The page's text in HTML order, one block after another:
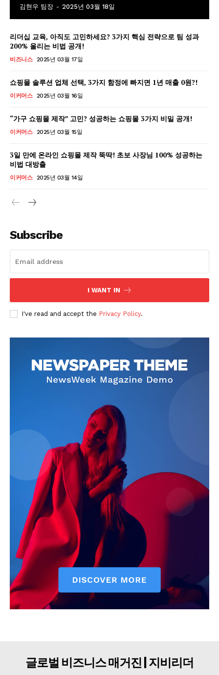
GB leader
Company
회사소개
구독 플랜
마이페이지
개인정보취급방침
청소년보호정책
김현우 팀장 - 2025년 03월 18일
리더십 교육, 아직도 고민하세요? 3가지 핵심 전략으로 팀 성과
200% 올리는 비법 공개!
비즈니스 2025년 03월 17일
쇼핑몰 솔루션 업체 선택, 3가지 함정에 빠지면 1년 매출 0원?!
이커머스 2025년 03월 16일
“가구 쇼핑몰 제작” 고민? 성공하는 쇼핑몰 3가지 비밀 공개!
이커머스 2025년 03월 15일
3일 만에 온라인 쇼핑몰 제작 뚝딱! 초보 사장님 100% 성공하는
비법 대방출
이커머스 2025년 03월 14일
Subscribe
I WANT IN
I've read and accept the Privacy Policy.
글로벌 비즈니스 매거진 | 지비리더